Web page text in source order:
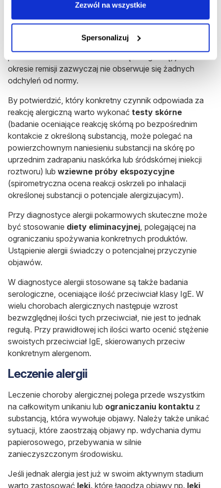
Zezwól na wszystkie
Spersonalizuj
Podstawę rozpoznania choroby alergicznej stanowi
dobrze przeprowadzony wywiad lekarski. Należy ustalić
okoliczności wystąpienia objawów, ich powtarzalność
np. sezonową oraz obciążenia rodzinne. Badanie
okresie remisji zazwyczaj nie obserwuje się żadnych
odchyleń od normy.
By potwierdzić, który konkretny czynnik odpowiada za
reakcję alergiczną warto wykonać testy skórne
(badanie oceniające reakcję skórną po bezpośrednim
kontakcie z określoną substancją, może polegać na
powierzchownym naniesieniu substancji na skórę po
uprzednim zadrapaniu naskórka lub śródskórnej iniekcji
roztworu) lub wziewne próby ekspozycyjne
(spirometryczna ocena reakcji oskrzeli po inhalacji
określonej substancji o potencjale alergizujacym).
Przy diagnostyce alergii pokarmowych skuteczne może
być stosowanie diety eliminacyjnej , polegającej na
ograniczaniu spożywania konkretnych produktów.
Ustąpienie alergii świadczy o potencjalnej przyczynie
objawów.
W diagnostyce alergii stosowane są także badania
serologiczne, oceniające ilość przeciwciał klasy IgE. W
wielu chorobach alergicznych następuje wzrost
bezwzględnej ilości tych przeciwciał, nie jest to jednak
regułą. Przy prawidłowej ich ilości warto ocenić stężenie
swoistych przeciwciał IgE, skierowanych przeciw
konkretnym alergenom.
Leczenie alergii
Leczenie choroby alergicznej polega przede wszystkim
na całkowitym unikaniu lub ograniczaniu kontaktu z
substancją, która wywołuje objawy. Należy także unikać
sytuacji, które zaostrzają objawy np. wdychania dymu
papierosowego, przebywania w silnie
zanieczyszczonym środowisku.
Jeśli jednak alergia jest już w swoim aktywnym stadium
warto zastosować leki, które łagodzą objawy np. leki